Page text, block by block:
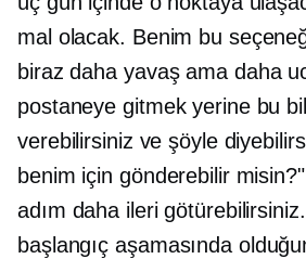
mal olacak. Benim bu
biraz daha yavaş ama daha
postaneye gitmek yerine bu
verebilirsiniz ve şöyle
benim için gönderebilir
adım daha ileri
başlangıç ​​aşamasında